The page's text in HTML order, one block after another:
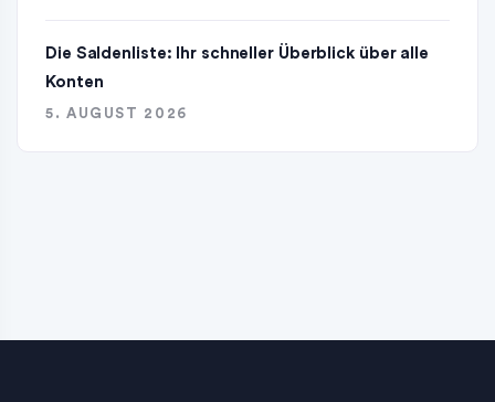
Die Saldenliste: Ihr schneller Überblick über alle
Konten
5. AUGUST 2026